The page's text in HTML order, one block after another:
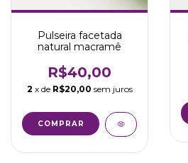
Pulseira facetada
natural macramê
R$40,00
2 x de R$20,00 sem juros
COMPRAR